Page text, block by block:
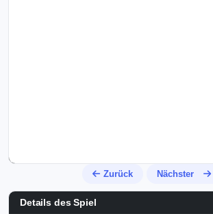
Zurück Nächster
Details des Spiel